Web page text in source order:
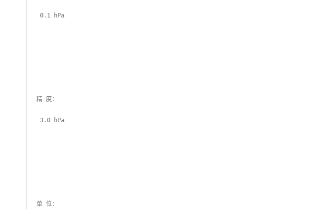
精 度：
单 位：